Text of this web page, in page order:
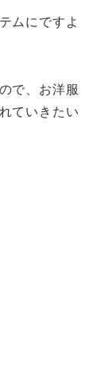
ムにですよ
で、お洋服
ていきたい